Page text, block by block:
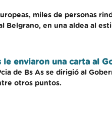
miles de personas
Belgrano, en una aldea al
le enviaron una carta al
de Bs As se dirigió al
otros puntos.